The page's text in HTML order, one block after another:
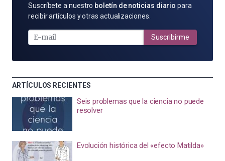
SUSCRÍBETE
POR
MAIL
Suscríbete a nuestro boletín de noticias diario para
recibir artículos y otras actualizaciones.
Suscribirme
ARTÍCULOS RECIENTES
Seis problemas que la ciencia no puede
resolver
Evolución histórica del «efecto Matilda»